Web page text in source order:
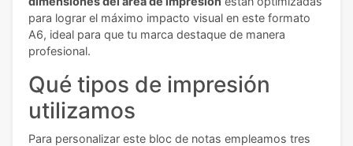
para lograr el máximo impacto visual en este formato
A6, ideal para que tu marca destaque de manera
profesional.
Qué tipos de impresión
utilizamos
Para personalizar este bloc de notas empleamos tres